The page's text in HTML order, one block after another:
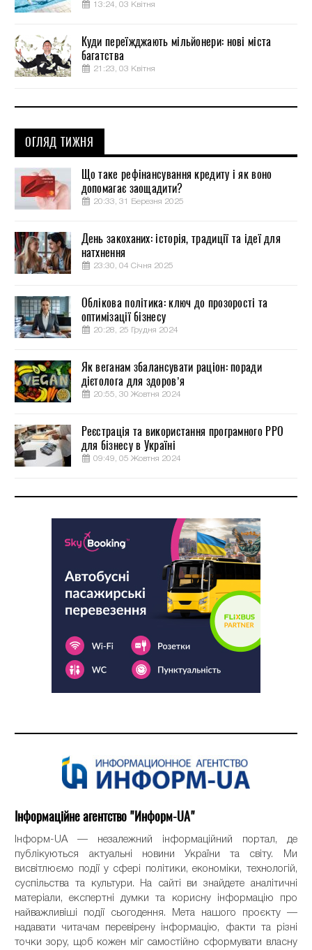
13:24, 03 Квітня
Куди переїжджають мільйонери: нові міста
багатства
21:23, 03 Квітня
ОГЛЯД ТИЖНЯ
Що таке рефінансування кредиту і як воно
допомагає заощадити?
20:33, 31 Березня 2025
День закоханих: історія, традиції та ідеї для
натхнення
23:30, 04 Січня 2025
Облікова політика: ключ до прозорості та
оптимізації бізнесу
20:28, 25 Грудня 2024
Як веганам збалансувати раціон: поради
дієтолога для здоров’я
20:55, 30 Жовтня 2024
Реєстрація та використання програмного РРО
для бізнесу в Україні
09:49, 05 Жовтня 2024
Інформаційне агентство "Информ-UA"
Інформ-UA — незалежний інформаційний портал, де
публікуються актуальні новини України та світу. Ми
висвітлюємо події у сфері політики, економіки, технологій,
суспільства та культури. На сайті ви знайдете аналітичні
матеріали, експертні думки та корисну інформацію про
найважливіші події сьогодення. Мета нашого проєкту —
надавати читачам перевірену інформацію, факти та різні
точки зору, щоб кожен міг самостійно сформувати власну